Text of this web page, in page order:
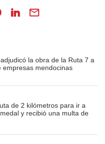
la obra de la Ruta 7 a
empresas mendocinas
de 2 kilómetros para ir a
y recibió una multa de